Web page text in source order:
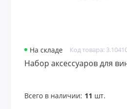
На складе Код товара:
Набор аксессуаров для
Всего в наличии: 11 шт.